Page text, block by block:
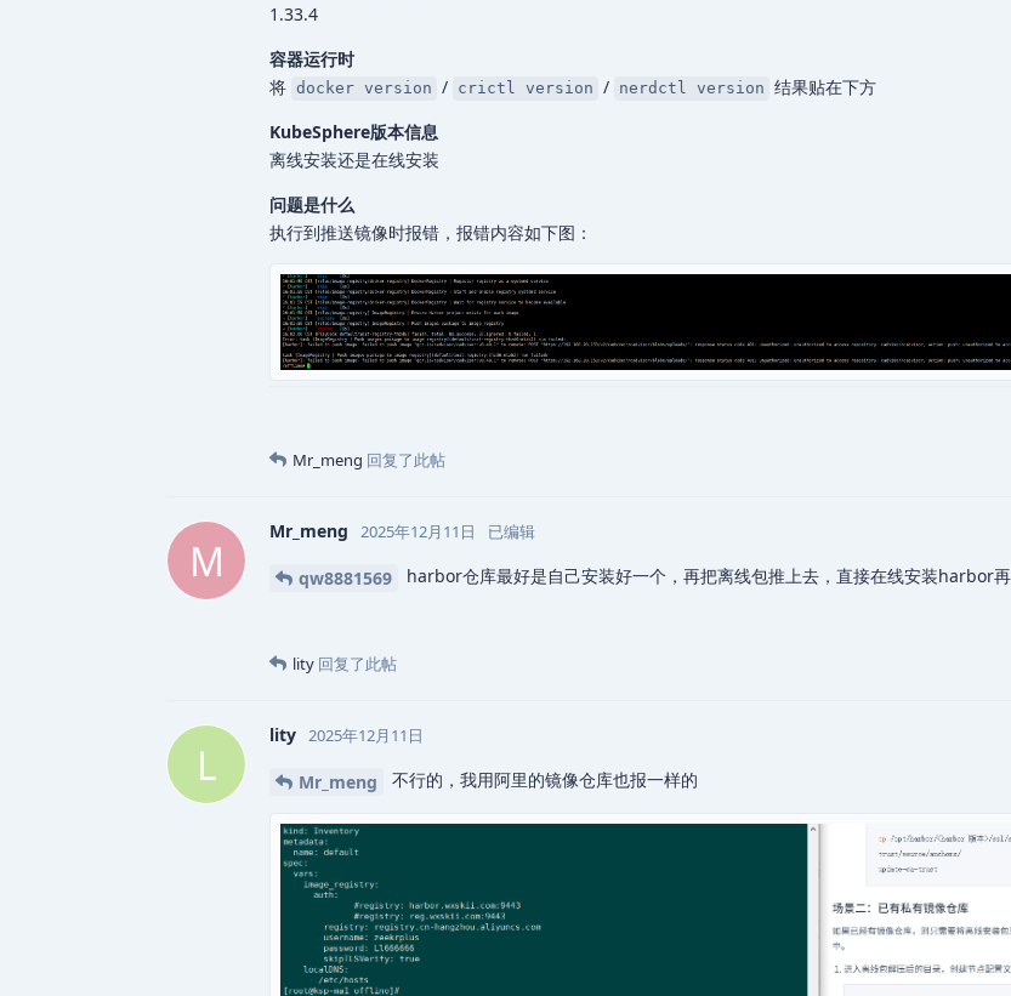
1.33.4
容器运行时
将 docker version / crictl version / nerdctl version 结果贴在下方
KubeSphere版本信息
离线安装还是在线安装
问题是什么
执行到推送镜像时报错，报错内容如下图：
Mr_meng 回复了此帖
M
Mr_meng 2025年12月11日 已编辑
qw8881569 harbor仓库最好是自己安装好一个，再把离线包推上去，直接在线安装harbor再
lity 回复了此帖
L
lity 2025年12月11日
Mr_meng 不行的，我用阿里的镜像仓库也报一样的